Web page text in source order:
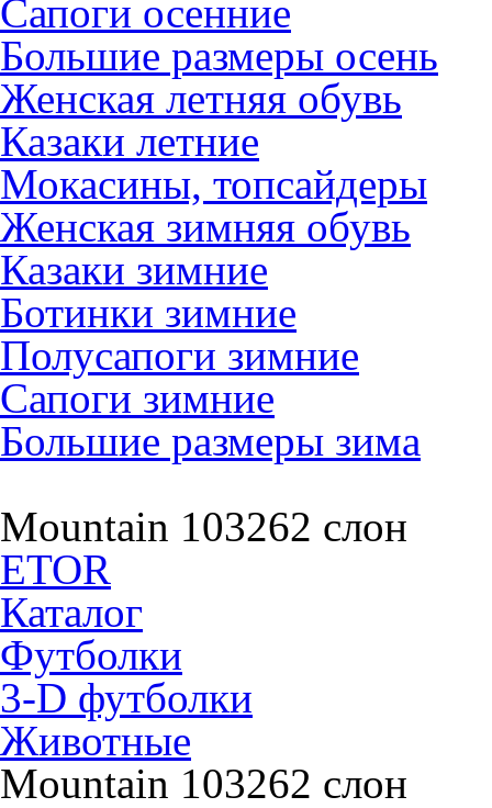
Сапоги осенние
Большие размеры осень
Женская летняя обувь
Казаки летние
Мокасины, топсайдеры
Женская зимняя обувь
Казаки зимние
Ботинки зимние
Полусапоги зимние
Сапоги зимние
Большие размеры зима
Mountain 103262 слон
ETOR
Каталог
Футболки
3-D футболки
Животные
Mountain 103262 слон